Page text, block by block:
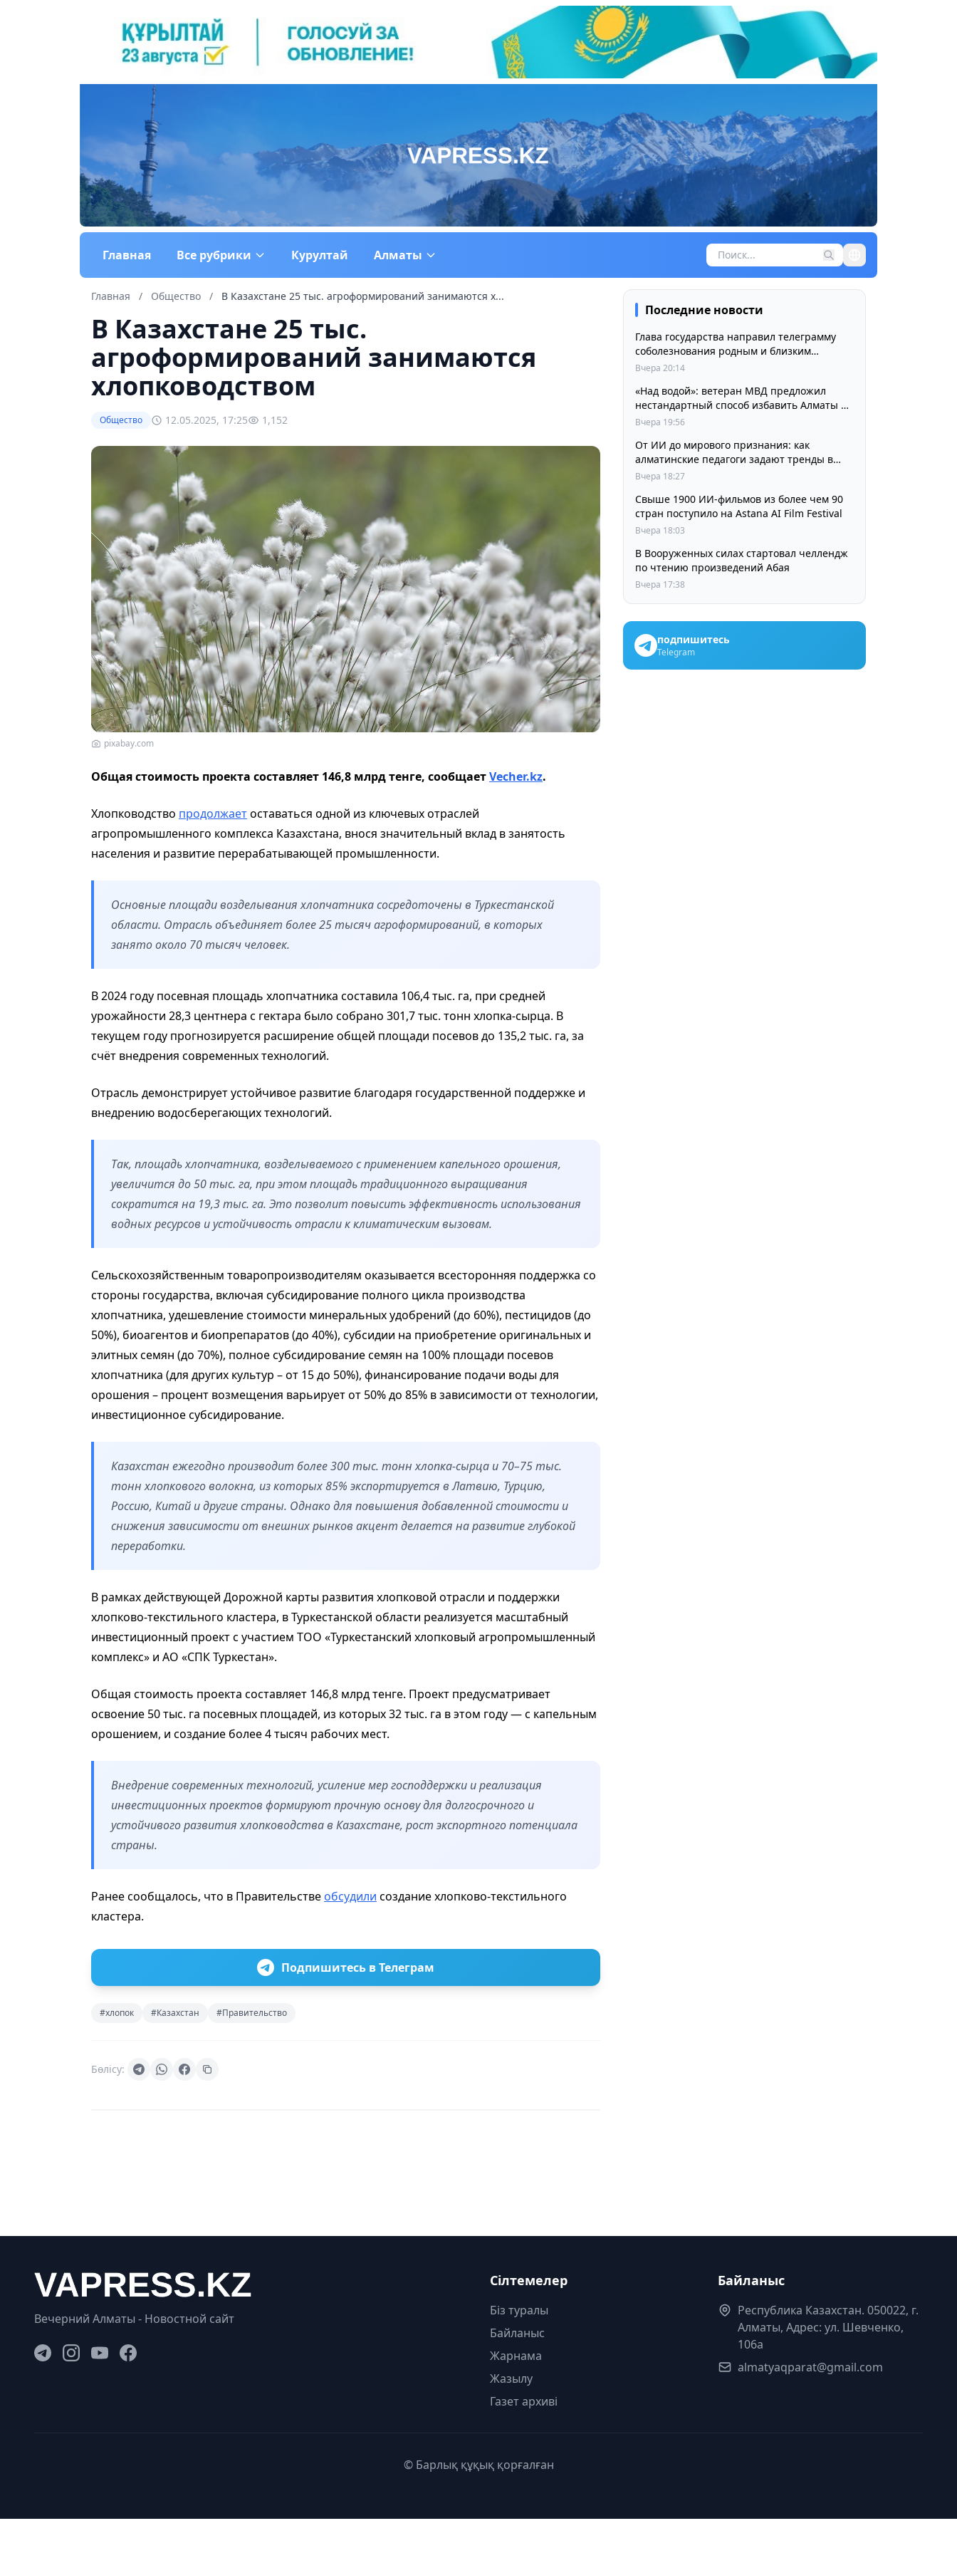
Главная Все рубрики Курултай Алматы
Главная / Общество / В Казахстане 25 тыс. агроформирований занимаются х...
В Казахстане 25 тыс.
агроформирований занимаются
хлопководством
Общество 12.05.2025, 17:25 1,152
pixabay.com
Общая стоимость проекта составляет 146,8 млрд тенге, сообщаетVecher.kz.
Хлопководство продолжаетоставаться одной из ключевых отраслей
агропромышленного комплекса Казахстана, внося значительный вклад в занятость
населения и развитие перерабатывающей промышленности.
Основные площади возделывания хлопчатника сосредоточены в Туркестанской
области. Отрасль объединяет более 25 тысяч агроформирований, в которых
занято около 70 тысяч человек.
В 2024 году посевная площадь хлопчатника составила 106,4 тыс. га, при средней
урожайности 28,3 центнера с гектара было собрано 301,7 тыс. тонн хлопка-сырца. В
текущем году прогнозируется расширение общей площади посевов до 135,2 тыс. га, за
счёт внедрения современных технологий.
Отрасль демонстрирует устойчивое развитие благодаря государственной поддержке и
внедрению водосберегающих технологий.
Так, площадь хлопчатника, возделываемого с применением капельного орошения,
увеличится до 50 тыс. га, при этом площадь традиционного выращивания
сократится на 19,3 тыс. га. Это позволит повысить эффективность использования
водных ресурсов и устойчивость отрасли к климатическим вызовам.
Сельскохозяйственным товаропроизводителям оказывается всесторонняя поддержка со
стороны государства, включая субсидирование полного цикла производства
хлопчатника, удешевление стоимости минеральных удобрений (до 60%), пестицидов (до
50%), биоагентов и биопрепаратов (до 40%), субсидии на приобретение оригинальных и
элитных семян (до 70%), полное субсидирование семян на 100% площади посевов
хлопчатника (для других культур – от 15 до 50%), финансирование подачи воды для
орошения – процент возмещения варьирует от 50% до 85% в зависимости от технологии,
инвестиционное субсидирование.
Казахстан ежегодно производит более 300 тыс. тонн хлопка-сырца и 70–75 тыс.
тонн хлопкового волокна, из которых 85% экспортируется в Латвию, Турцию,
Россию, Китай и другие страны. Однако для повышения добавленной стоимости и
снижения зависимости от внешних рынков акцент делается на развитие глубокой
переработки.
В рамках действующей Дорожной карты развития хлопковой отрасли и поддержки
хлопково-текстильного кластера, в Туркестанской области реализуется масштабный
инвестиционный проект с участием ТОО «Туркестанский хлопковый агропромышленный
комплекс» и АО «СПК Туркестан».
Общая стоимость проекта составляет 146,8 млрд тенге. Проект предусматривает
освоение 50 тыс. га посевных площадей, из которых 32 тыс. га в этом году — с капельным
орошением, и создание более 4 тысяч рабочих мест.
Внедрение современных технологий, усиление мер господдержки и реализация
инвестиционных проектов формируют прочную основу для долгосрочного и
устойчивого развития хлопководства в Казахстане, рост экспортного потенциала
страны.
Ранее сообщалось, что в Правительстве обсудили создание хлопково-текстильного
кластера.
Подпишитесь в Телеграм
#хлопок #Казахстан #Правительство
Бөлісу:
Последние новости
Глава государства направил телеграмму
соболезнования родным и близким
выдающегося кинорежиссера Ардака
Вчера 20:14
«Над водой»: ветеран МВД предложил
нестандартный способ избавить Алматы от
пробок и смога
Вчера 19:56
От ИИ до мирового признания: как
алматинские педагоги задают тренды в
изучении языков
Вчера 18:27
Свыше 1900 ИИ-фильмов из более чем 90
стран поступило на Astana AI Film Festival
Вчера 18:03
В Вооруженных силах стартовал челлендж
по чтению произведений Абая
Вчера 17:38
подпишитесь
Telegram
Вечерний Алматы - Новостной сайт
Сілтемелер
Біз туралы
Байланыс
Жарнама
Жазылу
Газет архиві
Байланыс
Республика Казахстан. 050022, г.
Алматы, Адрес: ул. Шевченко,
106а
almatyaqparat@gmail.com
© Барлық құқық қорғалған